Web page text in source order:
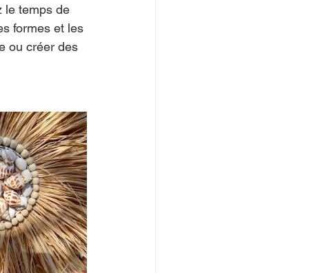
le temps de
formes et les
ou créer des